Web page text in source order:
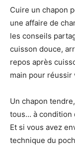
Cuire un chapon
une affaire de
les conseils
cuisson douce,
repos après
main pour réussir
Un chapon
tous… à condition
Et si vous avez
technique du